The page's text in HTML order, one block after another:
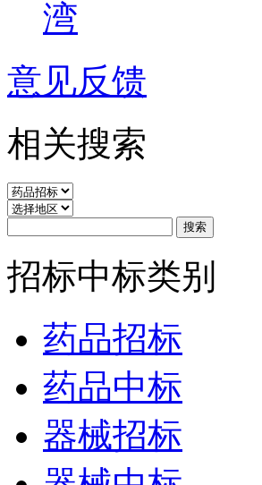
湾
意见反馈
相关搜索
招标中标类别
药品招标
药品中标
器械招标